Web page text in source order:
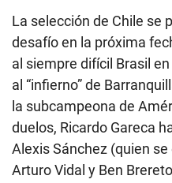
La selección de Chile se
desafío en la próxima
al siempre difícil Brasil
al “infierno” de
la subcampeona de
duelos, Ricardo Gareca
Alexis Sánchez (quien
Arturo Vidal y Ben